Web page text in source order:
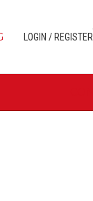
LOGIN / REGISTER